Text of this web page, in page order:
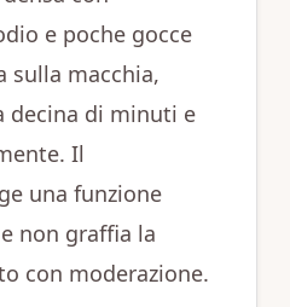
e poche gocce
sulla macchia,
decina di minuti e
Il
una funzione
non graffia la
con moderazione.